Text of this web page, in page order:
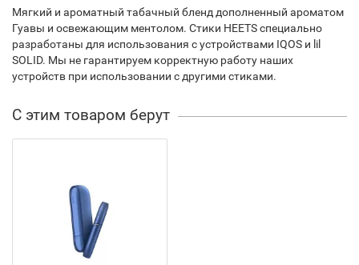
Мягкий и ароматный табачный бленд дополненный ароматом
Гуавы и освежающим ментолом. Стики HEETS специально
разработаны для использования с устройствами IQOS и lil
SOLID. Мы не гарантируем корректную работу наших
устройств при использовании с другими стиками.
С этим товаром берут